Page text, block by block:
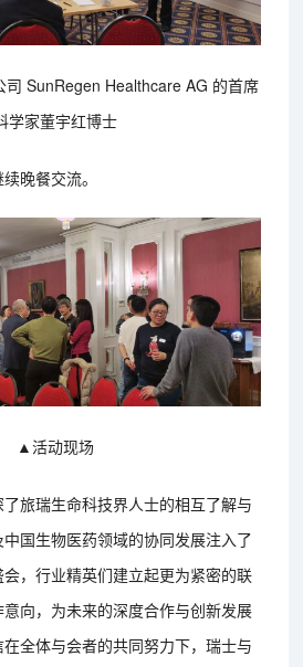
SunRegen Healthcare AG 的首席
学家董宇红博士
晚餐交流。
▲活动现场
旅瑞生命科技界人士的相互了解与
国生物医药领域的协同发展注入了
，行业精英们建立起更为紧密的联
向，为未来的深度合作与创新发展
全体与会者的共同努力下，瑞士与